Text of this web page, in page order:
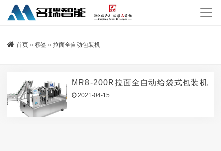
首页 » 标签 » 拉面全自动包装机
MR8-200R拉面全自动给袋式包装机
2021-04-15